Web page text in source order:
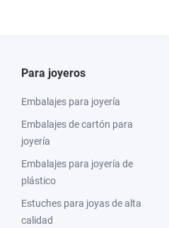
Para joyeros
Embalajes para joyería
Embalajes de cartón para
joyería
Embalajes para joyería de
plástico
Estuches para joyas de alta
calidad